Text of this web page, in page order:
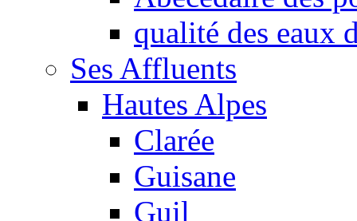
qualité des eaux
Ses Affluents
Hautes Alpes
Clarée
Guisane
Guil